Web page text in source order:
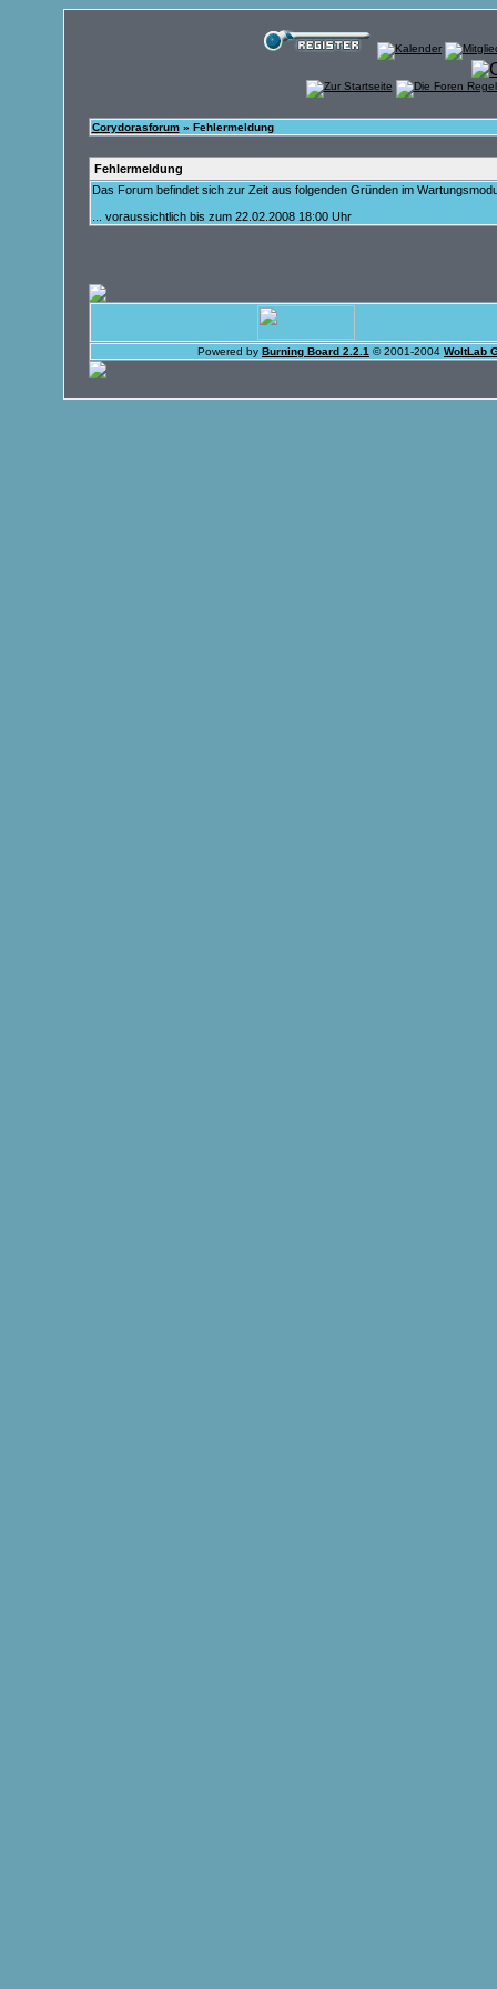
Corydorasforum» Fehlermeldung
Fehlermeldung
Das Forum befindet sich zur Zeit aus folgenden Gründen im
... voraussichtlich bis zum 22.02.2008 18:00 Uhr
Powered by Burning Board 2.2.1 © 2001-2004 WoltLab